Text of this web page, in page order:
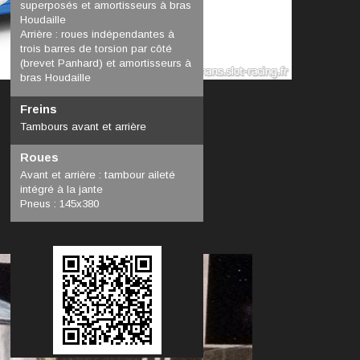
superposés et amortisseurs à bras
Houdaille
Arrière : roues indépendantes à
trois barres de torsion par côté
(brevet Panhard) et amortisseurs à
bras Houdaille
Freins
Tambours avant et arrière
Roues
Avant et arrière : tambour aileté
intégré à la jante
Pneus : 145x380